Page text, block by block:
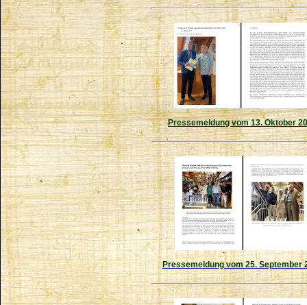
Pressemeldung vom 13. Oktober
Pressemeldung vom 25. September